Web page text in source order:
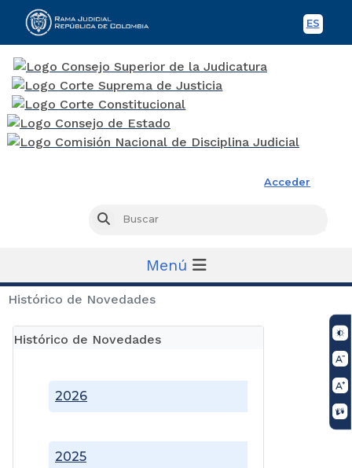
ES
Acceder
Buscar
Menú
Histórico de Novedades
Histórico de Novedades
2025
2026